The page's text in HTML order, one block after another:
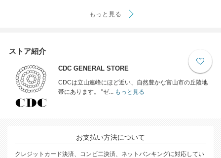
もっと見る
ストア紹介
CDC GENERAL STORE
CDCは立山連峰にほど近い、自然豊かな富山市の丘陵地
帯にあります。 "ゼ...もっと見る
お支払い方法について
クレジットカード決済、コンビ二決済、ネットバンキングに対応してい